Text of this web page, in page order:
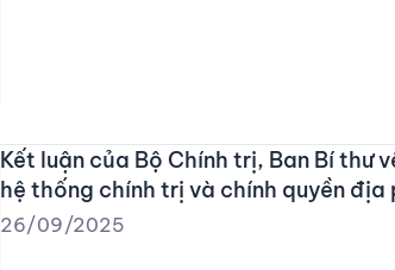
Kết luận của Bộ Chính trị, Ban Bí thư
hệ thống chính trị và chính quyền địa
26/09/2025